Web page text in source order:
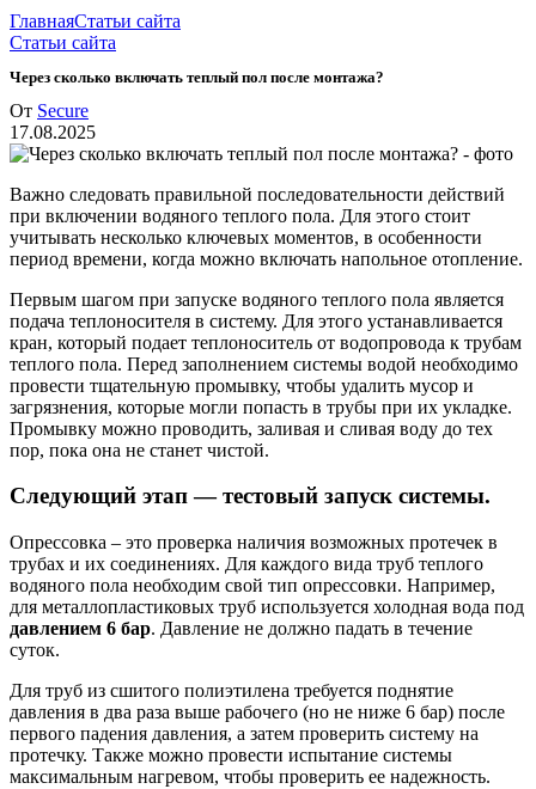
ГлавнаяСтатьи сайта
Статьи сайта
Через сколько включать теплый пол после монтажа?
От Secure
17.08.2025
Важно следовать правильной последовательности действий
при включении водяного теплого пола. Для этого стоит
учитывать несколько ключевых моментов, в особенности
период времени, когда можно включать напольное отопление.
Первым шагом при запуске водяного теплого пола является
подача теплоносителя в систему. Для этого устанавливается
кран, который подает теплоноситель от водопровода к трубам
теплого пола. Перед заполнением системы водой необходимо
провести тщательную промывку, чтобы удалить мусор и
загрязнения, которые могли попасть в трубы при их укладке.
Промывку можно проводить, заливая и сливая воду до тех
пор, пока она не станет чистой.
Следующий этап — тестовый запуск системы.
Опрессовка – это проверка наличия возможных протечек в
трубах и их соединениях. Для каждого вида труб теплого
водяного пола необходим свой тип опрессовки. Например,
для металлопластиковых труб используется холодная вода под
давлением 6 бар. Давление не должно падать в течение
суток.
Для труб из сшитого полиэтилена требуется поднятие
давления в два раза выше рабочего (но не ниже 6 бар) после
первого падения давления, а затем проверить систему на
протечку. Также можно провести испытание системы
максимальным нагревом, чтобы проверить ее надежность.